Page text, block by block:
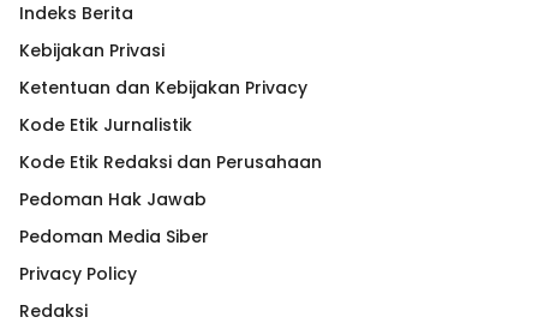
Indeks Berita
Kebijakan Privasi
Ketentuan dan Kebijakan Privacy
Kode Etik Jurnalistik
Kode Etik Redaksi dan Perusahaan
Pedoman Hak Jawab
Pedoman Media Siber
Privacy Policy
Redaksi